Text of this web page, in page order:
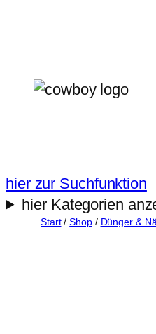
hier zur Suchfunktion
hier Kategorien
Start/Shop/ Dünger &